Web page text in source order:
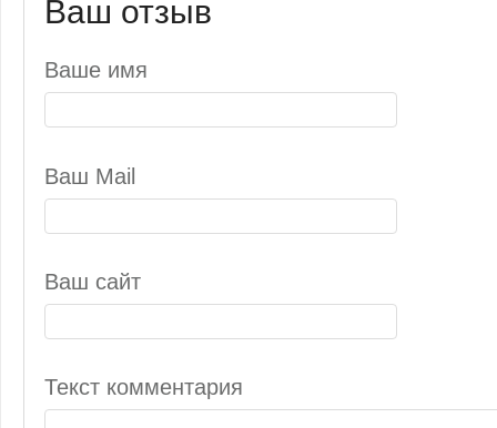
Ваш отзыв
Ваше имя
Ваш Mail
Ваш сайт
Текст комментария